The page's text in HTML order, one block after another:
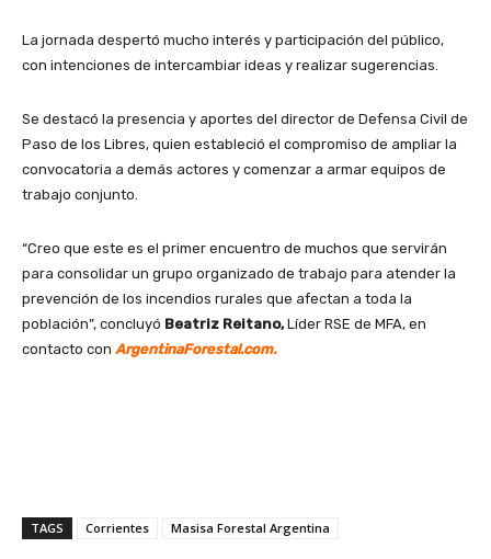
La jornada despertó mucho interés y participación del público,
con intenciones de intercambiar ideas y realizar sugerencias.
Se destacó la presencia y aportes del director de Defensa Civil de
Paso de los Libres, quien estableció el compromiso de ampliar la
convocatoria a demás actores y comenzar a armar equipos de
trabajo conjunto.
“Creo que este es el primer encuentro de muchos que servirán
para consolidar un grupo organizado de trabajo para atender la
prevención de los incendios rurales que afectan a toda la
población”, concluyó Beatriz Reitano,Líder RSE de MFA, en
contacto con ArgentinaForestal.com.
TAGS Corrientes Masisa Forestal Argentina